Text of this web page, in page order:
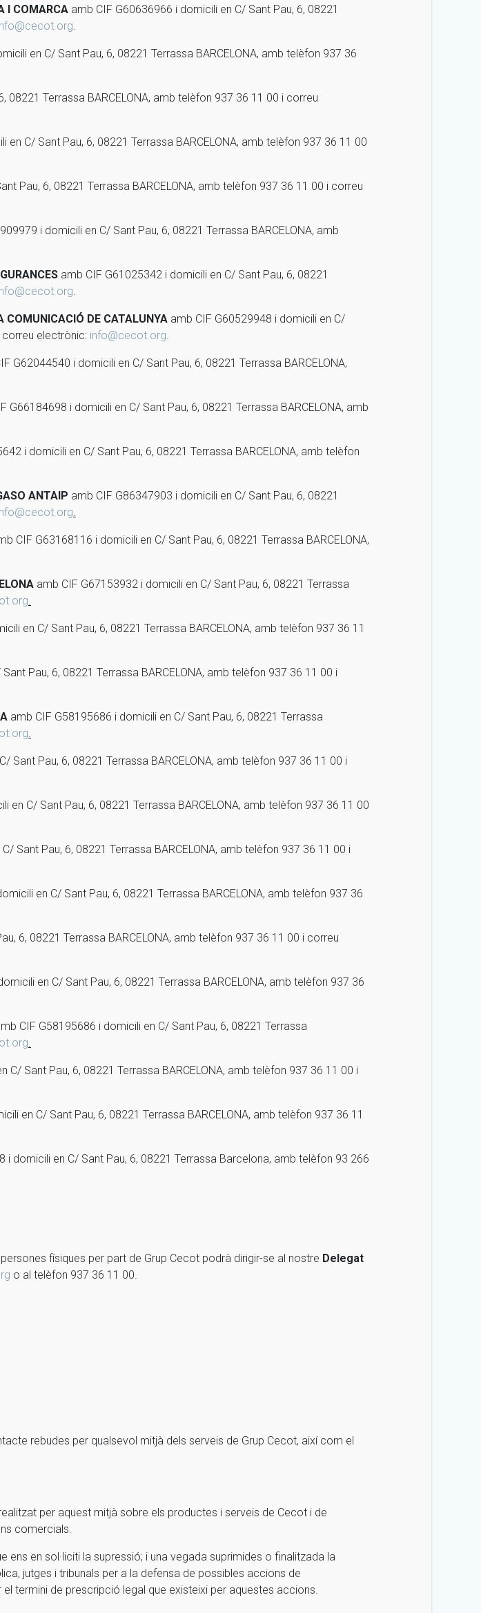
I COMARCA amb CIF G60636966 i domicili en C/ Sant Pau, 6, 08221
.
en C/ Sant Pau, 6, 08221 Terrassa BARCELONA, amb telèfon 937 36
08221 Terrassa BARCELONA, amb telèfon 937 36 11 00 i correu
en C/ Sant Pau, 6, 08221 Terrassa BARCELONA, amb telèfon 937 36 11 00
Pau, 6, 08221 Terrassa BARCELONA, amb telèfon 937 36 11 00 i correu
i domicili en C/ Sant Pau, 6, 08221 Terrassa BARCELONA, amb
amb CIF G61025342 i domicili en C/ Sant Pau, 6, 08221
.
COMUNICACIÓ DE CATALUNYA amb CIF G60529948 i domicili en C/
correu electrònic: info@cecot.org.
G62044540 i domicili en C/ Sant Pau, 6, 08221 Terrassa BARCELONA,
G66184698 i domicili en C/ Sant Pau, 6, 08221 Terrassa BARCELONA, amb
i domicili en C/ Sant Pau, 6, 08221 Terrassa BARCELONA, amb telèfon
ANTAIP amb CIF G86347903 i domicili en C/ Sant Pau, 6, 08221
.
CIF G63168116 i domicili en C/ Sant Pau, 6, 08221 Terrassa BARCELONA,
amb CIF G67153932 i domicili en C/ Sant Pau, 6, 08221 Terrassa
.
en C/ Sant Pau, 6, 08221 Terrassa BARCELONA, amb telèfon 937 36 11
Pau, 6, 08221 Terrassa BARCELONA, amb telèfon 937 36 11 00 i
amb CIF G58195686 i domicili en C/ Sant Pau, 6, 08221 Terrassa
.
Sant Pau, 6, 08221 Terrassa BARCELONA, amb telèfon 937 36 11 00 i
en C/ Sant Pau, 6, 08221 Terrassa BARCELONA, amb telèfon 937 36 11 00
Sant Pau, 6, 08221 Terrassa BARCELONA, amb telèfon 937 36 11 00 i
en C/ Sant Pau, 6, 08221 Terrassa BARCELONA, amb telèfon 937 36
6, 08221 Terrassa BARCELONA, amb telèfon 937 36 11 00 i correu
en C/ Sant Pau, 6, 08221 Terrassa BARCELONA, amb telèfon 937 36
CIF G58195686 i domicili en C/ Sant Pau, 6, 08221 Terrassa
.
C/ Sant Pau, 6, 08221 Terrassa BARCELONA, amb telèfon 937 36 11 00 i
en C/ Sant Pau, 6, 08221 Terrassa BARCELONA, amb telèfon 937 36 11
i domicili en C/ Sant Pau, 6, 08221 Terrassa Barcelona, amb telèfon 93 266
físiques per part de Grup Cecot podrà dirigir-se al nostre Delegat
o al telèfon 937 36 11 00.
rebudes per qualsevol mitjà dels serveis de Grup Cecot, així com el
per aquest mitjà sobre els productes i serveis de Cecot i de
comercials.
ens en sol·liciti la supressió; i una vegada suprimides o finalitzada la
jutges i tribunals per a la defensa de possibles accions de
termini de prescripció legal que existeixi per aquestes accions.